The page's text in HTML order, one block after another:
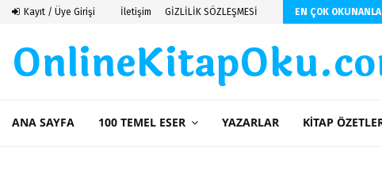
Kayıt / Üye Girişi İletişim GİZLİLİK SÖZLEŞMESİ EN ÇOK
Saint Exupery
ANA SAYFA 100 TEMEL ESER YAZARLAR KITAP